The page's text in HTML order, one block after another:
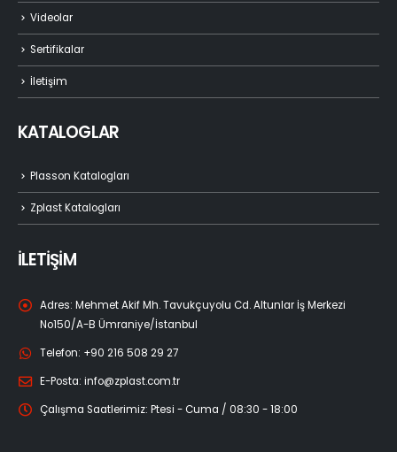
Videolar
Sertifikalar
İletişim
KATALOGLAR
Plasson Katalogları
Zplast Katalogları
İLETİŞİM
Adres: Mehmet Akif Mh. Tavukçuyolu Cd. Altunlar İş Merkezi
No150/A-B Ümraniye/İstanbul
Telefon: +90 216 508 29 27
E-Posta: info@zplast.com.tr
Çalışma Saatlerimiz: Ptesi - Cuma / 08:30 - 18:00